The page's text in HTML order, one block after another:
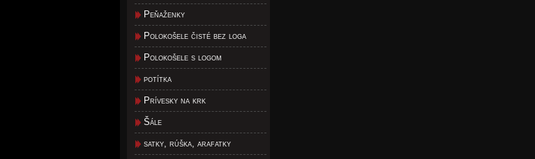
Peňaženky
Polokošele čisté bez loga
Polokošele s logom
potítka
Prívesky na krk
Šále
satky, rúška, arafatky